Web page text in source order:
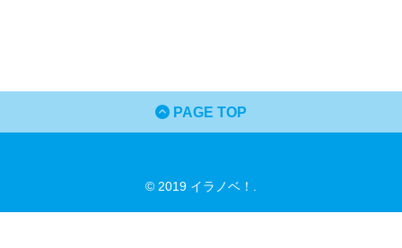
PAGE TOP
© 2019 イラノベ！.